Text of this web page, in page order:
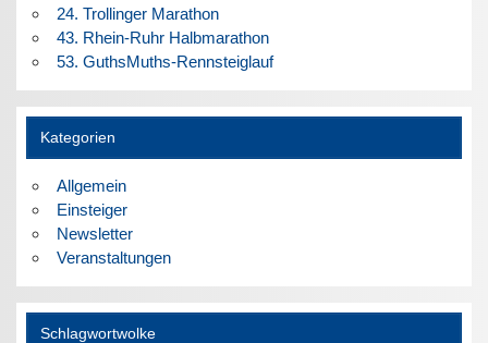
24. Trollinger Marathon
43. Rhein-Ruhr Halbmarathon
53. GuthsMuths-Rennsteiglauf
Kategorien
Allgemein
Einsteiger
Newsletter
Veranstaltungen
Schlagwortwolke